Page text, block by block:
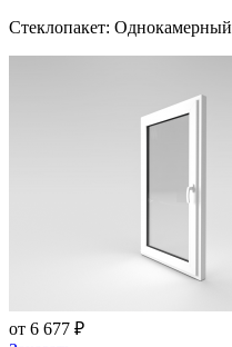
Стеклопакет: Однокамерный
от 6 677 ₽